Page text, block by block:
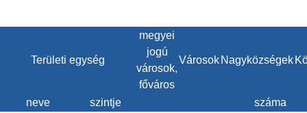
Területi egység
megyei
jogú
városok,
főváros
Városok Nagyközségek
neve szintje száma